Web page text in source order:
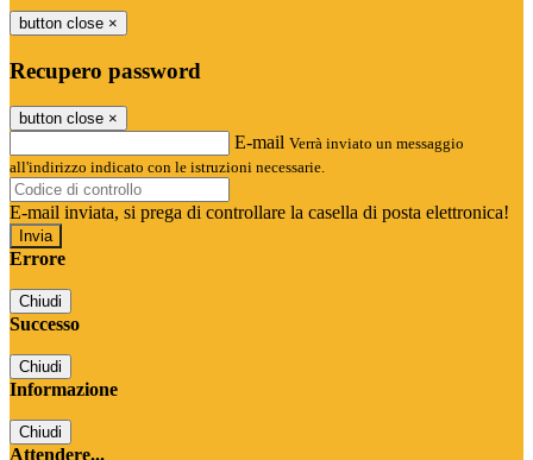
button close ×
Recupero password
button close ×
E-mail Verrà inviato un messaggio
all'indirizzo indicato con le istruzioni necessarie.
E-mail inviata, si prega di controllare la casella di posta elettronica!
Errore
Chiudi
Successo
Chiudi
Informazione
Chiudi
Attendere...